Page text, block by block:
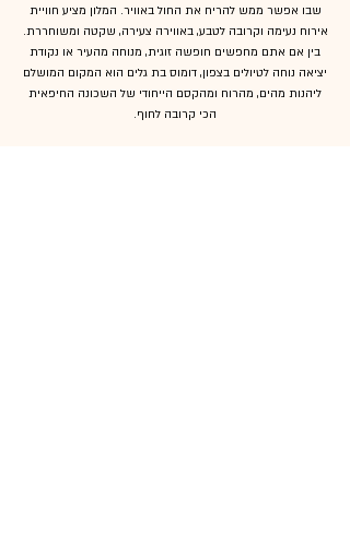
שבו אפשר ממש להריח את החול באוויר. המלון מציע חוויית
אירוח נעימה וקרובה לטבע, באווירה צעירה, שקטה ומשוחררת.
בין אם אתם מחפשים חופשה זוגית, מנוחה מהעיר או נקודת
יציאה נוחה לטיולים בצפון, דומוס בת גלים הוא המקום המושלם
ליהנות מהים, מהרוח ומהקסם הייחודי של השכונה החיפאית
הכי קרובה לחוף.